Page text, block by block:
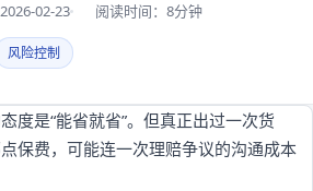
02-23 阅读时间：8分钟
风险控制
度是“能省就省”。但真正出过一次货
保费，可能连一次理赔争议的沟通成本